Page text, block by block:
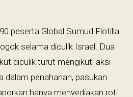
peserta Global Sumud Flotilla
selama diculik Israel. Dua
diculik turut mengikuti aksi
dalam penahanan, pasukan
hanya menyediakan roti